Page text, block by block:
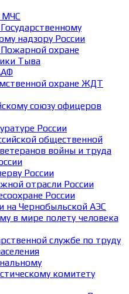
МЧС
надзору России
охране
Тыва
охране ЖДТ
союзу офицеров
России
общественной
войны и труда
России
отрасли России
России
на Чернобыльской АЭС
в мире полету человека
службе по труду
комитету